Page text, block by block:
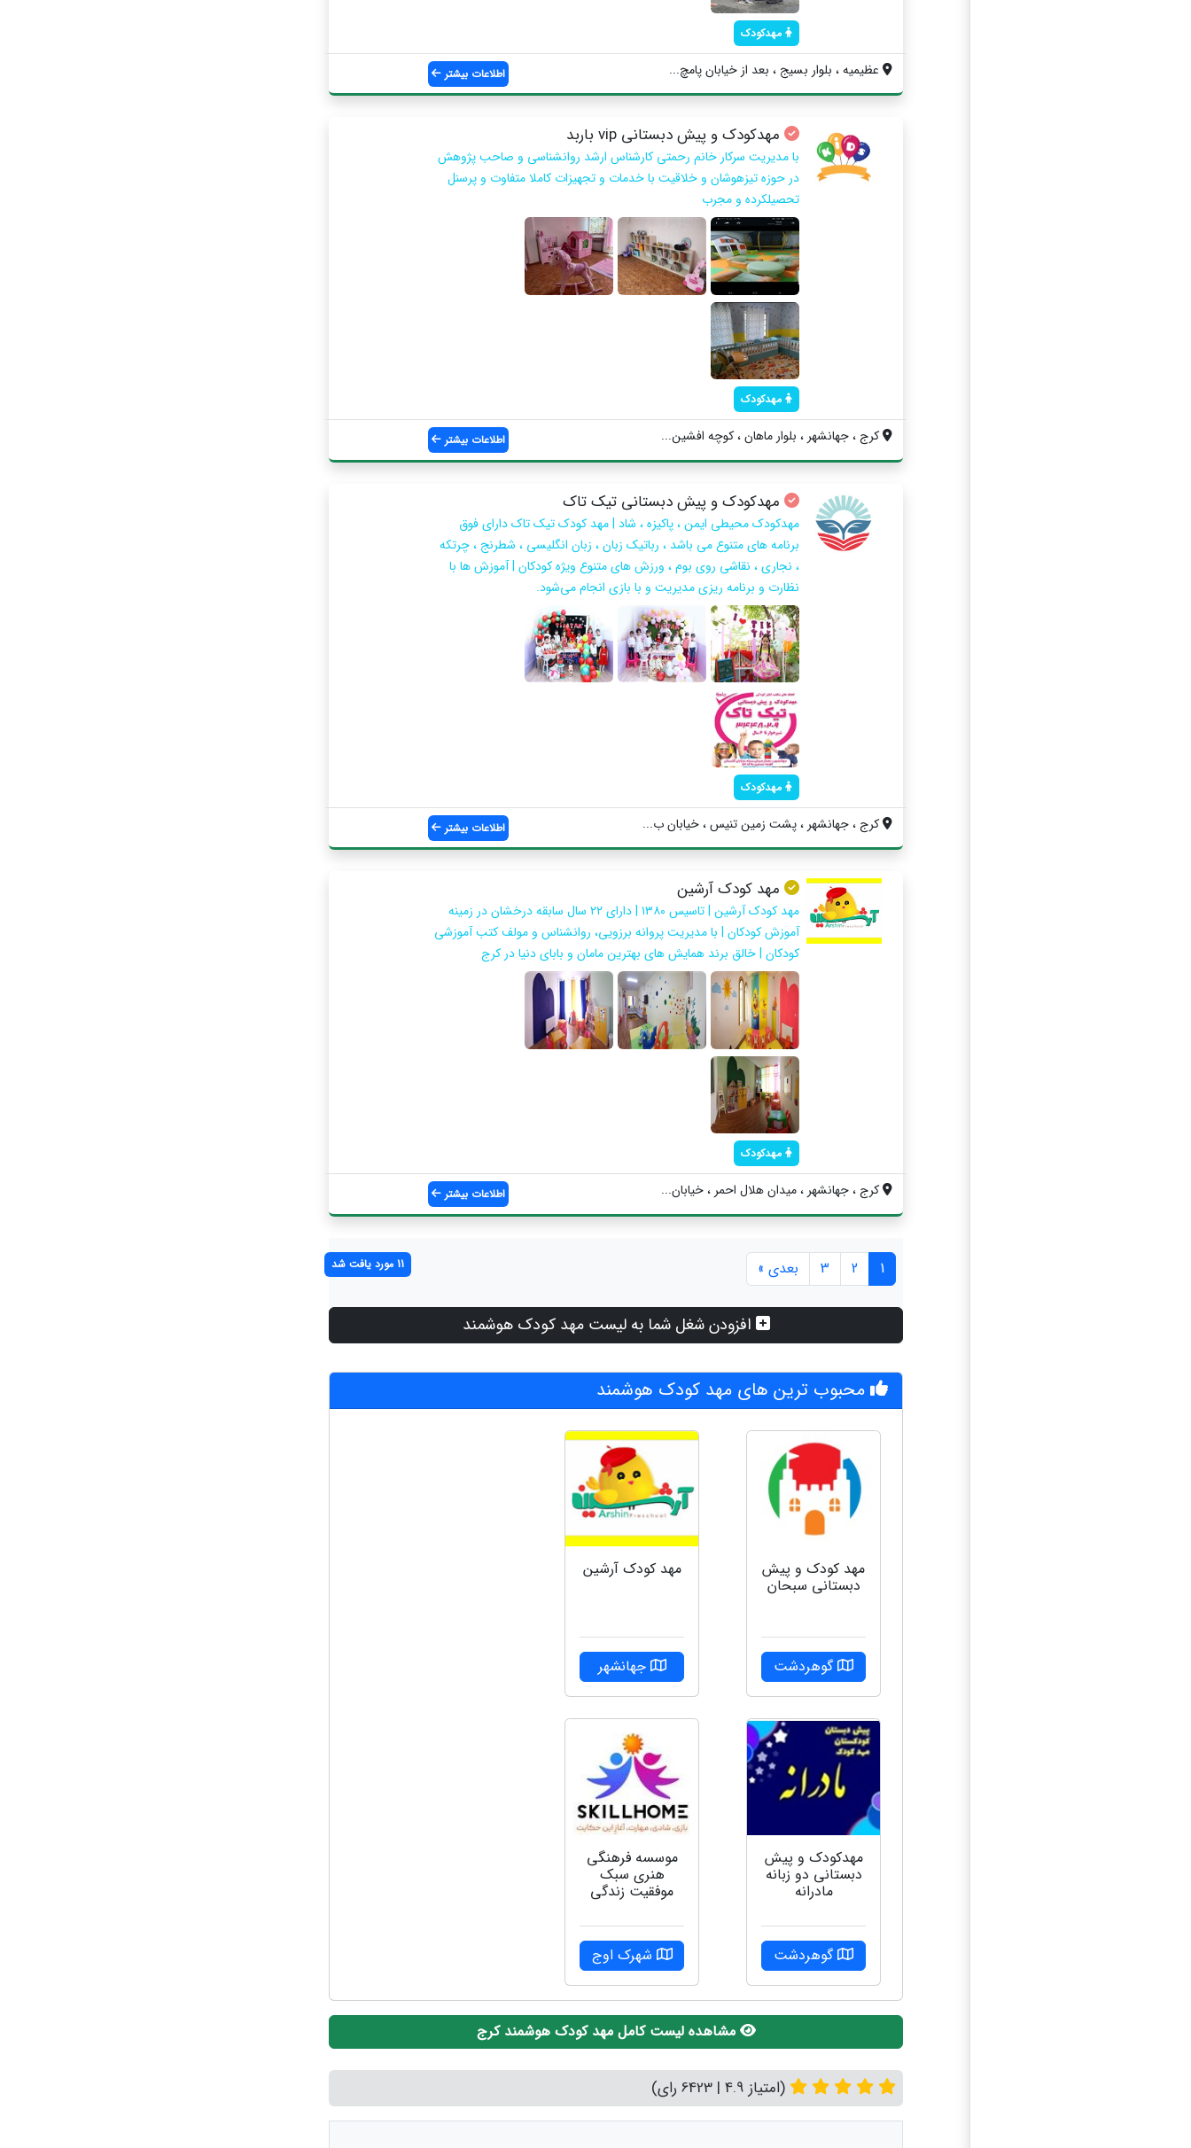
مهدکودک
عظیمیه ، بلوار بسیج ، بعد از خیابان پامچ... اطلاعات بیشتر
مهدکودک و پیش دبستانی vip باربد
با مدیریت سرکار خانم رحمتی کارشناس ارشد روانشناسی و صاحب پژوهش
در حوزه تیزهوشان و خلاقیت با خدمات و تجهیزات کاملا متفاوت و پرسنل
تحصیلکرده و مجرب
مهدکودک
کرج ، جهانشهر ، بلوار ماهان ، کوچه افشین... اطلاعات بیشتر
مهدکودک و پیش دبستانی تیک تاک
مهدکودک محیطی ایمن ، پاکیزه ، شاد | مهد کودک تیک تاک دارای فوق
برنامه های متنوع می باشد ، رباتیک زبان ، زبان انگلیسی ، شطرنج ، چرتکه
، نجاری ، نقاشی روی بوم ، ورزش های متنوع ویژه کودکان | آموزش ها با
نظارت و برنامه ریزی مدیریت و با بازی انجام می‌شود.
مهدکودک
کرج ، جهانشهر ، پشت زمین تنیس ، خیابان ب... اطلاعات بیشتر
مهد کودک آرشین
مهد کودک آرشین | تاسیس ۱۳۸۰ | دارای ۲۲ سال سابقه درخشان در زمینه
آموزش کودکان | با مدیریت پروانه برزویی، روانشناس و مولف کتب آموزشی
کودکان | خالق برند همایش های بهترین مامان و بابای دنیا در کرج
مهدکودک
کرج ، جهانشهر ، میدان هلال احمر ، خیابان... اطلاعات بیشتر
1
2
3 بعدی » 11 مورد یافت شد
افزودن شغل شما به لیست مهد کودک هوشمند
محبوب ترین های مهد کودک هوشمند
مهد کودک و پیش
دبستانی سبحان
گوهردشت
مهد کودک آرشین
جهانشهر
مهدکودک و پیش
دبستانی دو زبانه
مادرانه
گوهردشت
موسسه فرهنگی
هنری سبک
موفقیت زندگی
شهرک اوج
مشاهده لیست کامل مهد کودک هوشمند کرج
(امتیاز 4.9 | 6423 رای)